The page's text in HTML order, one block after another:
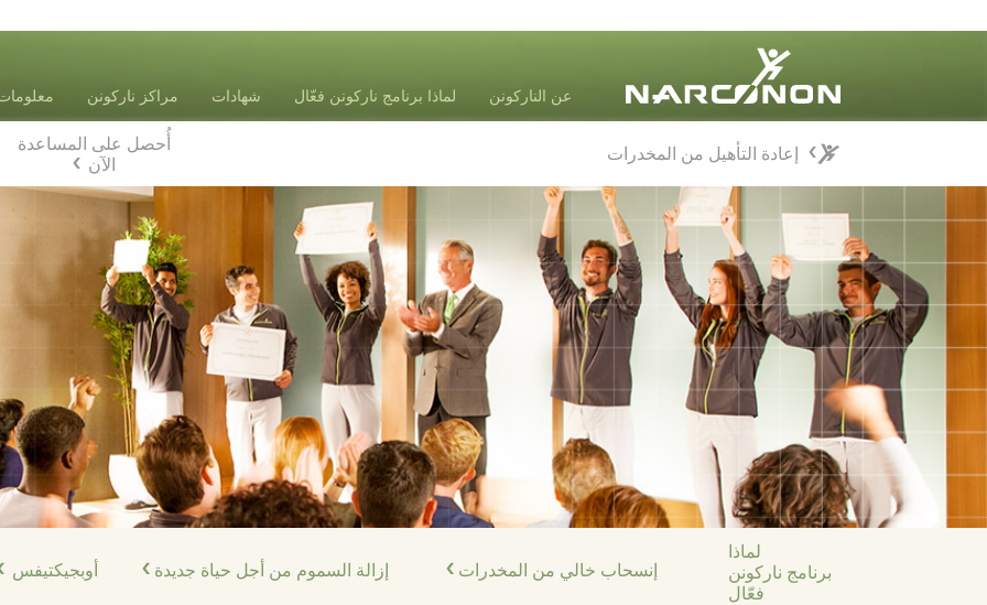
عن الناركونن لماذا برنامج ناركونن فعّال شهادات مراكز ناركونن
⨯
أُحصل على المساعدة
الآن
إعادة التأهيل من المخدرات
لماذا
برنامج ناركونن
فعّال
إنسحاب خالي من المخدرات إزالة السموم من أجل حياة جديدة أوبجيكتيفس
إعادة التأهيل من المخدرات